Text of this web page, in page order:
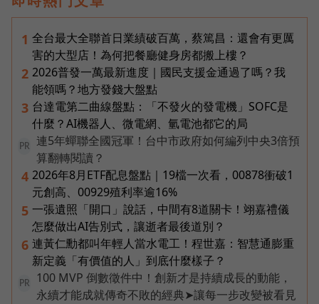
1 全台最大全聯首日業績破百萬，蔡篤昌：還會有更厲
害的大型店！為何把餐廳健身房都搬上樓？
2 2026普發一萬最新進度｜國民支援金通過了嗎？我
能領嗎？地方發錢大盤點
3 台達電第二曲線盤點：「不發火的發電機」SOFC是
什麼？AI機器人、微電網、氫電池都它的局
PR
連5年蟬聯全國冠軍！台中市政府如何編列中央3倍預
算翻轉閱讀？
4 2026年8月ETF配息盤點｜19檔一次看，00878衝破1
元創高、00929殖利率逾16%
5 一張遺照「開口」說話，中間有8道關卡！翊嘉禮儀
怎麼做出AI告別式，讓逝者最後道別？
6 連黃仁勳都叫年輕人當水電工！程世嘉：智慧通膨重
新定義「有價值的人」到底什麼樣子？
PR
100 MVP 倒數徵件中！創新才是持續成長的動能，
永續才能成就傳奇不敗的經典➤讓每一步改變被看見